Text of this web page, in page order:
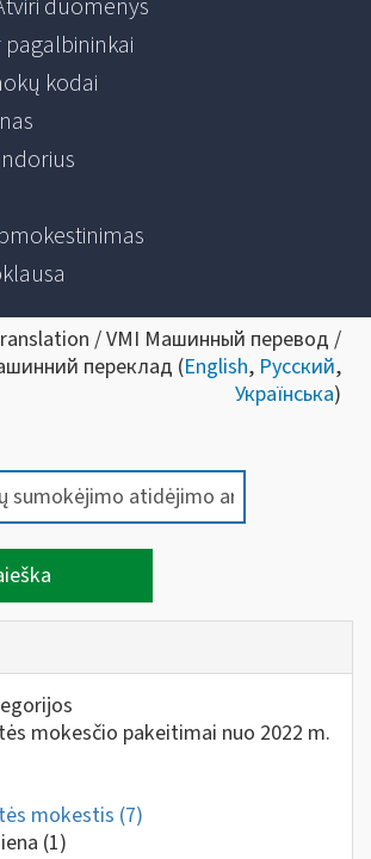
duomenys
pagalbininkai
kodai
/ VMI Машинный перевод /
переклад (English, Русский,
Українська)
mokesčio pakeitimai nuo 2022 m.
mokestis (7)
(1)